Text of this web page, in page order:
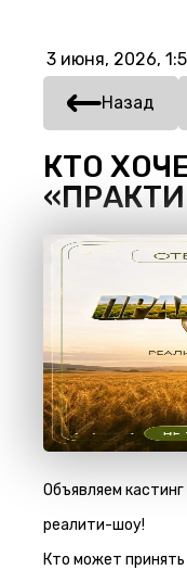
3 июня, 2026,
Назад
КТО
Объявляем
реалити-шоу!
Кто может